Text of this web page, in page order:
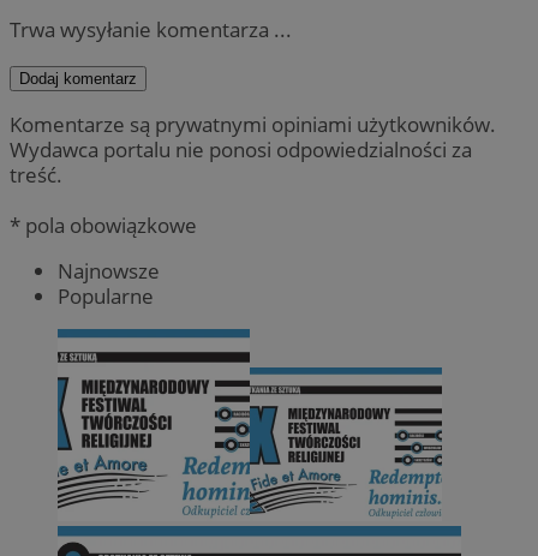
Trwa wysyłanie komentarza ...
Dodaj komentarz
Komentarze są prywatnymi opiniami użytkowników.
Wydawca portalu nie ponosi odpowiedzialności za
treść.
* pola obowiązkowe
Najnowsze
Popularne